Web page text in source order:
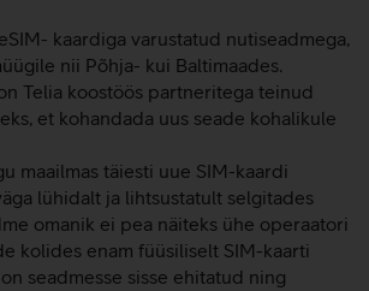
kaardiga varustatud nutiseadmega,
nii Põhja- kui Baltimaades.
Telia koostöös partneritega teinud
et kohandada uus seade kohalikule
maailmas täiesti uue SIM-kaardi
lühidalt ja lihtsustatult selgitades
omanik ei pea näiteks ühe operaatori
kolides enam füüsiliselt SIM-kaarti
seadmesse sisse ehitatud ning